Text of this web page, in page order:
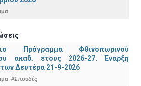
Πρόγραμμα Φθινοπωρινού
ακαδ. έτους 2026-27. Έναρξη
Δευτέρα 21-9-2026
#Σπουδές